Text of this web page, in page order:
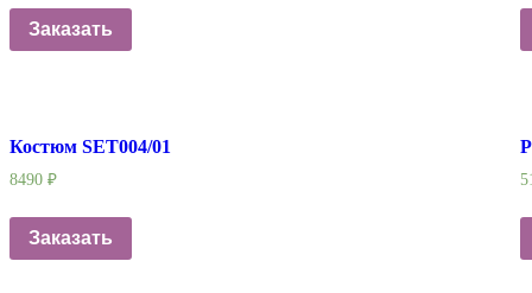
Заказать
Костюм SET004/01
8490 ₽
Заказать